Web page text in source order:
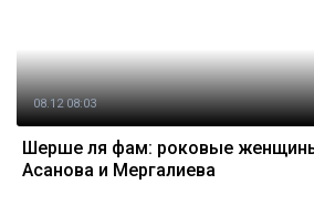
08.12 08:03
Шерше ля фам: роковые
Асанова и Мергалиева